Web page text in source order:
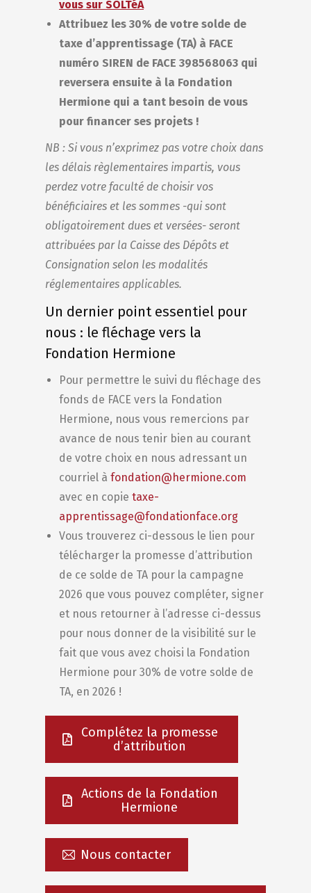
vous sur SOLTéA
Attribuez les 30% de votre solde de
taxe d’apprentissage (TA) à FACE
numéro SIREN de FACE 398568063 qui
reversera ensuite à la Fondation
Hermione qui a tant besoin de vous
pour financer ses projets !
NB : Si vous n’exprimez pas votre choix dans
les délais règlementaires impartis, vous
perdez votre faculté de choisir vos
bénéficiaires et les sommes -qui sont
obligatoirement dues et versées- seront
attribuées par la Caisse des Dépôts et
Consignation selon les modalités
réglementaires applicables.
Un dernier point essentiel pour
nous : le fléchage vers la
Fondation Hermione
Pour permettre le suivi du fléchage des
fonds de FACE vers la Fondation
Hermione, nous vous remercions par
avance de nous tenir bien au courant
de votre choix en nous adressant un
courriel à fondation@hermione.com
avec en copie taxe-
apprentissage@fondationface.org
Vous trouverez ci-dessous le lien pour
télécharger la promesse d’attribution
de ce solde de TA pour la campagne
2026 que vous pouvez compléter, signer
et nous retourner à l’adresse ci-dessus
pour nous donner de la visibilité sur le
fait que vous avez choisi la Fondation
Hermione pour 30% de votre solde de
TA, en 2026 !
Complétez la promesse
d’attribution
Actions de la Fondation
Hermione
Nous contacter